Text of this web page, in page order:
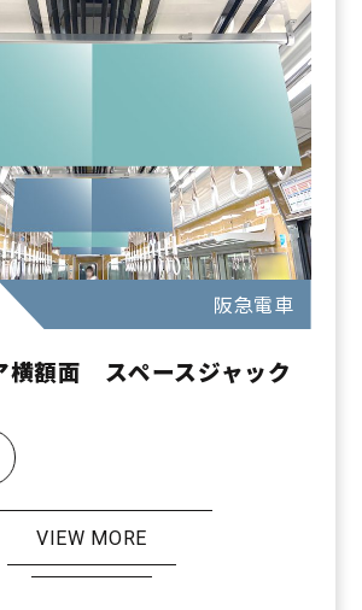
阪急電車
横額面 スペースジャック
VIEW MORE